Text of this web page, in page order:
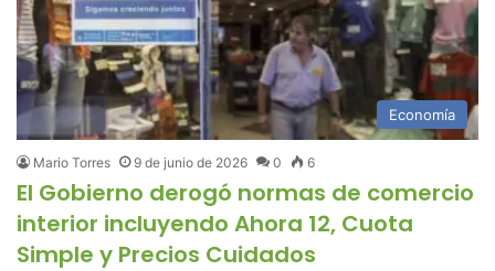
Economía
Mario Torres 9 de junio de 2026 0 6
El Gobierno derogó normas de comercio
interior incluyendo Ahora 12, Cuota
Simple y Precios Cuidados